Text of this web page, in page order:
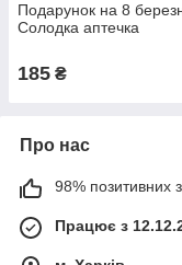
Подарунок на 8
Солодка аптечка
185 ₴
Про нас
98% позитивних з
Працює з